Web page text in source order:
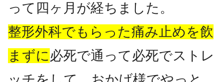
って四ヶ月が経ちました。
整形外科でもらった痛み止めを飲
まずに必死で通って必死でストレ